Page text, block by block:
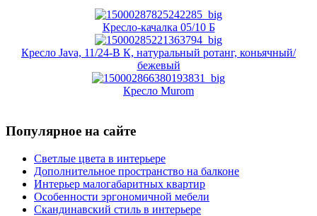
Кресло-качалка 05/10 Б
Кресло Java, 11/24-В К, натуральный ротанг, коньячный/
бежевый
Кресло Murom
Популярное на сайте
Светлые цвета в интерьере
Дополнительное пространство на балконе
Интерьер малогабаритных квартир
Особенности эргономичной мебели
Скандинавский стиль в интерьере